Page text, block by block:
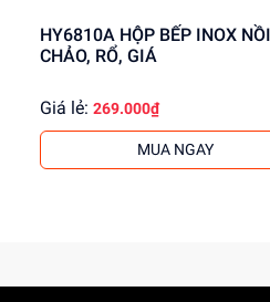
HY6810A HỘP BẾP INOX NỒI,
CHẢO, RỔ, GIÁ
Giá lẻ: 269.000₫
MUA NGAY